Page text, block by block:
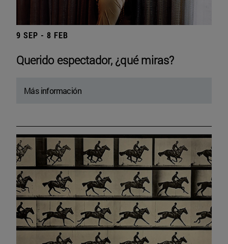
9 SEP - 8 FEB
Querido espectador, ¿qué miras?
Más información